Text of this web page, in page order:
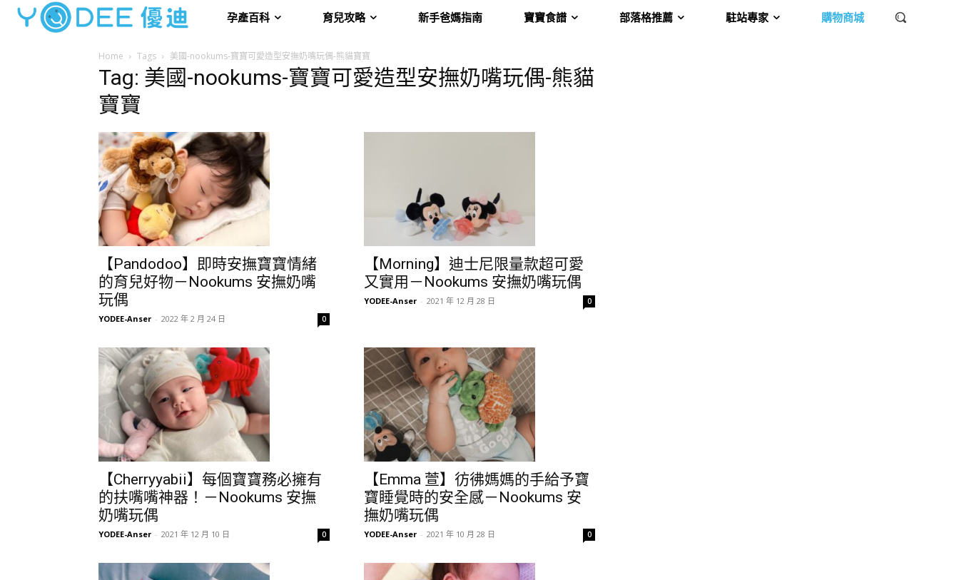
孕產百科 育兒攻略 新手爸媽指南 寶寶食譜 部落格推薦 駐站專家 購物商城
Home Tags 美國-nookums-寶寶可愛造型安撫奶嘴玩偶-熊貓寶寶
Tag: 美國-nookums-寶寶可愛造型安撫奶嘴玩偶-熊貓
寶寶
【Pandodoo】即時安撫寶寶情緒
的育兒好物－Nookums 安撫奶嘴
玩偶
YODEE-Anser - 2022 年 2 月 24 日 0
【Morning】迪士尼限量款超可愛
又實用－Nookums 安撫奶嘴玩偶
YODEE-Anser - 2021 年 12 月 28 日 0
【Cherryyabii】每個寶寶務必擁有
的扶嘴嘴神器！－Nookums 安撫
奶嘴玩偶
YODEE-Anser - 2021 年 12 月 10 日 0
【Emma 萱】彷彿媽媽的手給予寶
寶睡覺時的安全感－Nookums 安
撫奶嘴玩偶
YODEE-Anser - 2021 年 10 月 28 日 0